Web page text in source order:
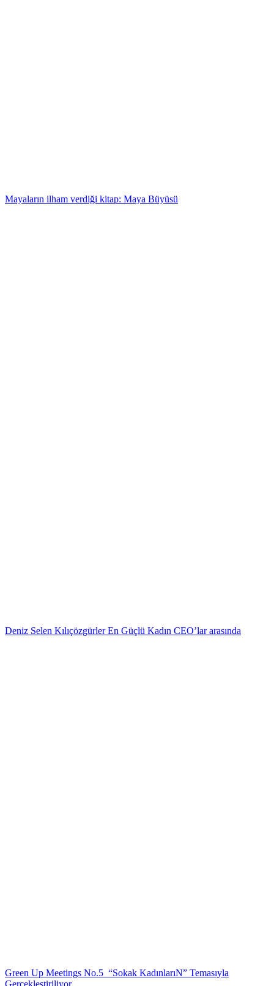
Mayaların ilham verdiği kitap: Maya Büyüsü
Deniz Selen Kılıçözgürler En Güçlü Kadın CEO’lar arasında
Green Up Meetings No.5 “Sokak KadınlarıN” Temasıyla
Gerçekleştiriliyor